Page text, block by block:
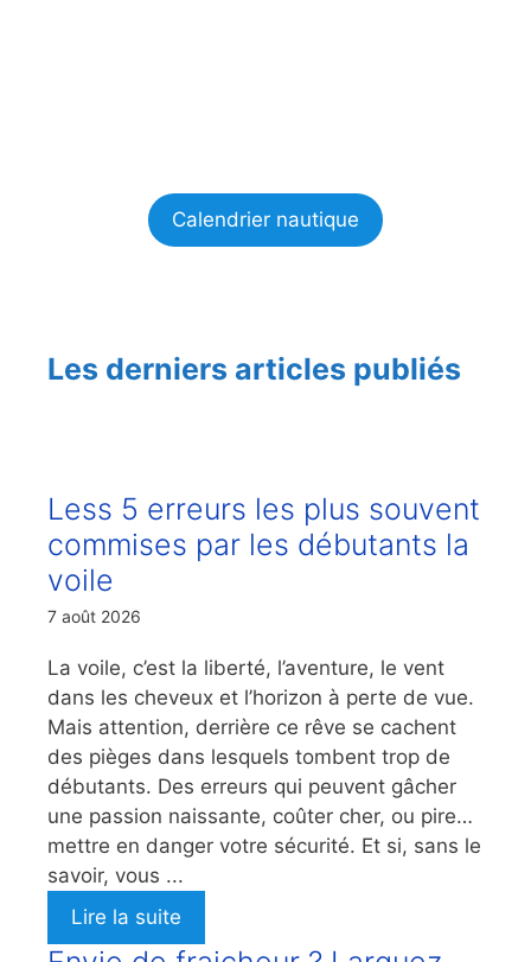
Calendrier nautique
Les derniers articles publiés
Less 5 erreurs les plus souvent
commises par les débutants la
voile
7 août 2026
La voile, c’est la liberté, l’aventure, le vent
dans les cheveux et l’horizon à perte de vue.
Mais attention, derrière ce rêve se cachent
des pièges dans lesquels tombent trop de
débutants. Des erreurs qui peuvent gâcher
une passion naissante, coûter cher, ou pire…
mettre en danger votre sécurité. Et si, sans le
savoir, vous ...
Lire la suite